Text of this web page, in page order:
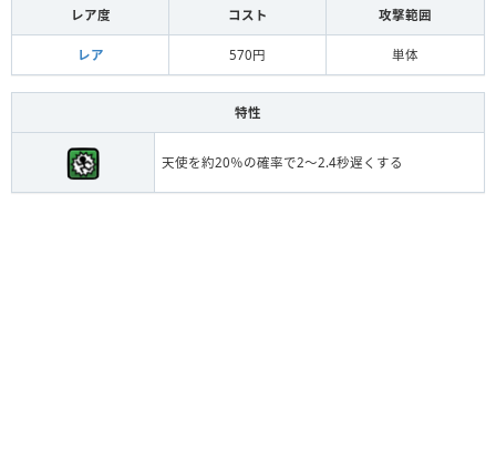
レア度 コスト 攻撃範囲
レア 570円 単体
特性
天使を約20％の確率で2～2.4秒遅くする